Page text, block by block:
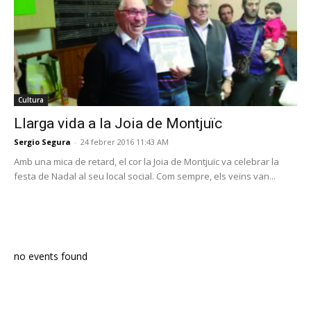
Cultura
Llarga vida a la Joia de Montjuïc
Sergio Segura - 24 febrer 2016 11:43 AM
Amb una mica de retard, el cor la Joia de Montjuïc va celebrar la
festa de Nadal al seu local social. Com sempre, els veïns van...
no events found